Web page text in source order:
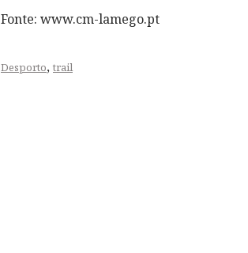
Fonte: www.cm-lamego.pt
Desporto, trail